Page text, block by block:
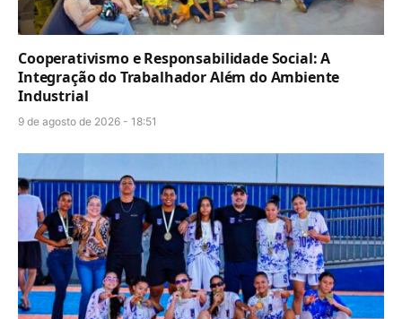
Cooperativismo e Responsabilidade Social: A
Integração do Trabalhador Além do Ambiente
Industrial
9 de agosto de 2026 - 18:51